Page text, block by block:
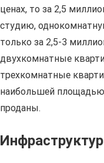
ценах, то за 2,5
студию,
только за 2,5-3
двухкомнатные
трехкомнатные
наибольшей
проданы.